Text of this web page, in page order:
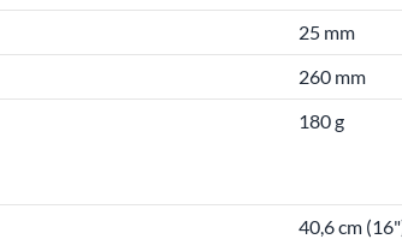
25 mm
260 mm
180 g
40,6 cm